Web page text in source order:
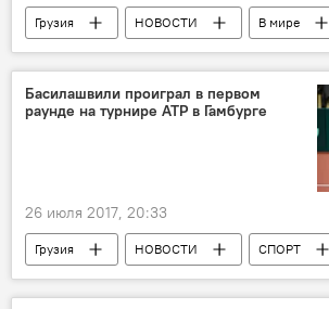
Грузия НОВОСТИ
В мире
ПОЛИТИКА
Михаил Саакашвили
Гражданство Украины
Басилашвили проиграл в первом
раунде на турнире АТР в Гамбурге
26 июля 2017, 20:33
Грузия НОВОСТИ
СПОРТ
Николоз Басилашвили